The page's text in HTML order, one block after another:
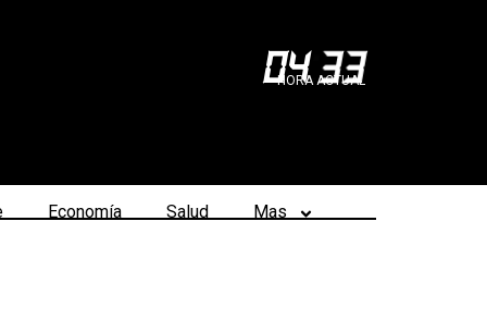
04:33
HORA ACTUAL
Economía Salud Mas